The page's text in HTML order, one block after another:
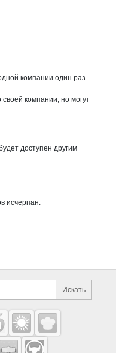
компании один раз
компании, но могут
доступен другим
исчерпан.
по сайту и
Искать
проекты